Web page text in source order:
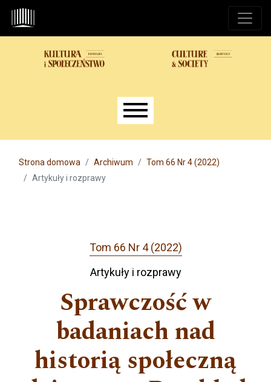
Przejdź do głównego menu
Przejdź do sekcji głównej
Przejdź do stopki
Main menu
Strona domowa Archiwum
Tom 66 Nr 4 (2022)
Artykuły i rozprawy
Tom 66 Nr 4 (2022)
Artykuły i rozprawy
Sprawczość w
badaniach nad
historią społeczną